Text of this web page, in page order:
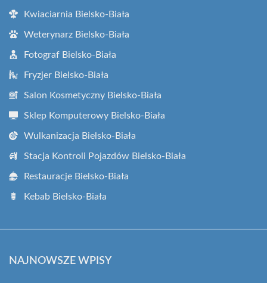
Kwiaciarnia Bielsko-Biała
Weterynarz Bielsko-Biała
Fotograf Bielsko-Biała
Fryzjer Bielsko-Biała
Salon Kosmetyczny Bielsko-Biała
Sklep Komputerowy Bielsko-Biała
Wulkanizacja Bielsko-Biała
Stacja Kontroli Pojazdów Bielsko-Biała
Restauracje Bielsko-Biała
Kebab Bielsko-Biała
NAJNOWSZE WPISY